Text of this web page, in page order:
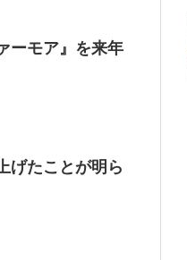
ーモア』を来年
げたことが明ら